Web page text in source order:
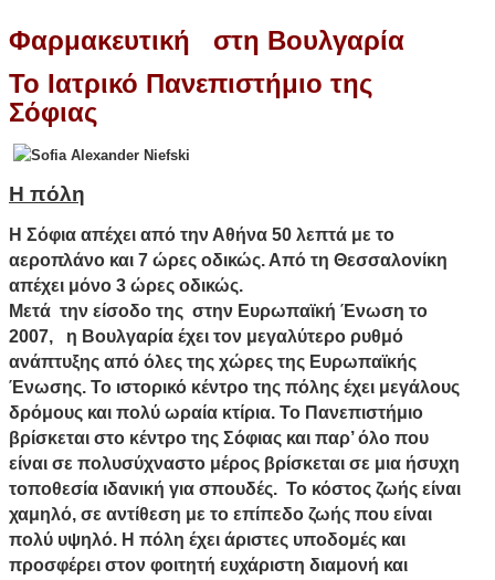
Φαρμακευτική στη Βουλγαρία
Το Ιατρικό Πανεπιστήμιο της
Σόφιας
Η πόλη
Η Σόφια απέχει από την Αθήνα 50 λεπτά με το
αεροπλάνο και 7 ώρες οδικώς. Από τη Θεσσαλονίκη
απέχει μόνο 3 ώρες οδικώς.
Μετά την είσοδο της στην Ευρωπαϊκή Ένωση το
2007, η Βουλγαρία έχει τον μεγαλύτερο ρυθμό
ανάπτυξης από όλες της χώρες της Ευρωπαϊκής
Ένωσης. Το ιστορικό κέντρο της πόλης έχει μεγάλους
δρόμους και πολύ ωραία κτίρια. Το Πανεπιστήμιο
βρίσκεται στο κέντρο της Σόφιας και παρ’ όλο που
είναι σε πολυσύχναστο μέρος βρίσκεται σε μια ήσυχη
τοποθεσία ιδανική για σπουδές. Το κόστος ζωής είναι
χαμηλό, σε αντίθεση με το επίπεδο ζωής που είναι
πολύ υψηλό. Η πόλη έχει άριστες υποδομές και
προσφέρει στον φοιτητή ευχάριστη διαμονή και